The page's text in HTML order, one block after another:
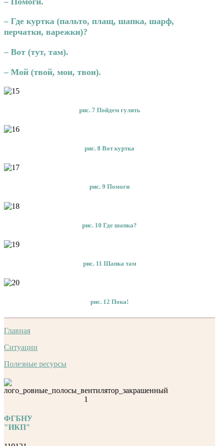
– Где куртка (пальто, плащ, шапка, шарф,
перчатки, варежки)?
– Вот (тут, там).
– Мой (твой, мои, твои).
рис. 7 Пойдем гулять
рис. 8 Вот куртка
рис. 9 Помоги
рис. 10 Где шапка?
рис. 11 Шапка там
рис. 12 Пока!
Главная
Ситуации
Полезные ресурсы
ФГБНУ
"ИКП"